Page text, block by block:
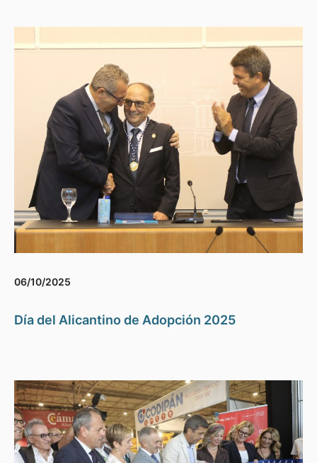
06/10/2025
Día del Alicantino de Adopción 2025